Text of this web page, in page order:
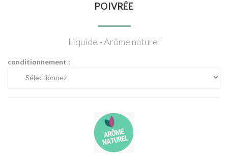
POIVRÉE
Liquide - Arôme naturel
conditionnement :